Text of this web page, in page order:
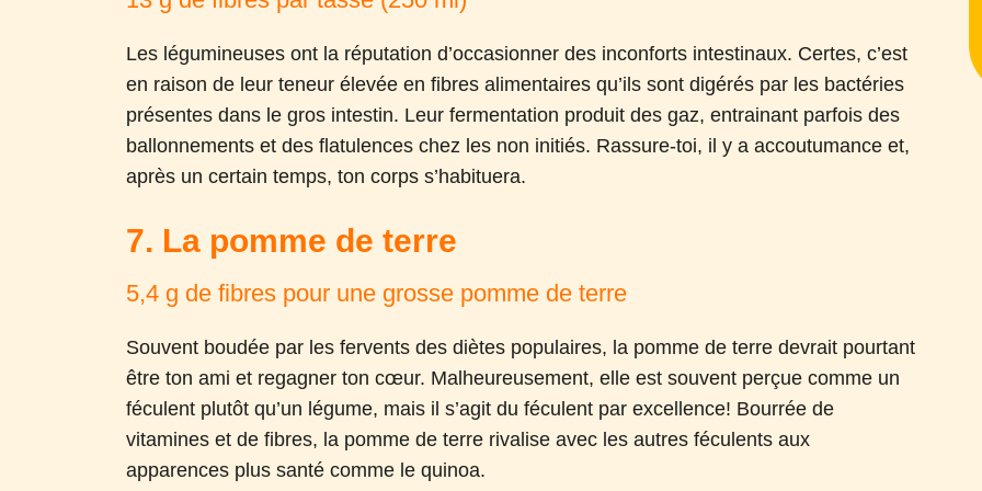
Les légumineuses ont la réputation d’occasionner des inconforts intestinaux. Certes, c’est
en raison de leur teneur élevée en fibres alimentaires qu’ils sont digérés par les bactéries
présentes dans le gros intestin. Leur fermentation produit des gaz, entrainant parfois des
ballonnements et des flatulences chez les non initiés. Rassure-toi, il y a accoutumance et,
après un certain temps, ton corps s’habituera.
7. La pomme de terre
5,4 g de fibres pour une grosse pomme de terre
Souvent boudée par les fervents des diètes populaires, la pomme de terre devrait pourtant
être ton ami et regagner ton cœur. Malheureusement, elle est souvent perçue comme un
féculent plutôt qu’un légume, mais il s’agit du féculent par excellence! Bourrée de
vitamines et de fibres, la pomme de terre rivalise avec les autres féculents aux
apparences plus santé comme le quinoa.